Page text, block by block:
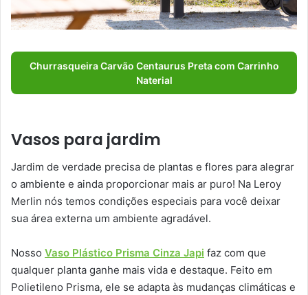
Churrasqueira Carvão Centaurus Preta com Carrinho
Naterial
Vasos para jardim
Jardim de verdade precisa de plantas e flores para alegrar
o ambiente e ainda proporcionar mais ar puro! Na Leroy
Merlin nós temos condições especiais para você deixar
sua área externa um ambiente agradável.
Nosso Vaso Plástico Prisma Cinza Japi faz com que
qualquer planta ganhe mais vida e destaque. Feito em
Polietileno Prisma, ele se adapta às mudanças climáticas e